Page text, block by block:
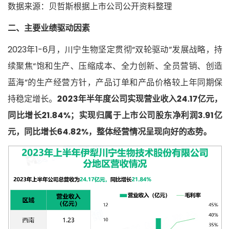
数据来源：贝哲斯根据上市公司公开资料整理
二、主要业绩驱动因素
2023年1-6月，川宁生物坚定贯彻“双轮驱动”发展战略，持
续聚焦“饱和生产、压缩成本、全力创新、全员营销、创造
蓝海”的生产经营方针，产品订单和产品价格较上年同期保
持稳定增长。 2023年半年度公司实现营业收入24.17亿元，
同比增长21.84%；实现归属于上市公司股东净利润3.91亿
元，同比增长64.82%，整体经营情况呈现向好的态势。